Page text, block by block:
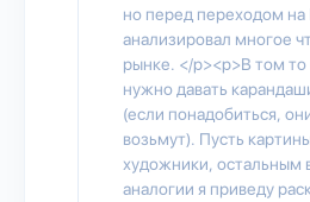
но перед переходом на
анализировал многое
рынке. </p><p>В том то
нужно давать
(если понадобиться,
возьмут). Пусть
художники, остальным
аналогии я приведу